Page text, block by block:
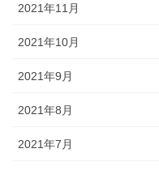
2021年11月
2021年10月
2021年9月
2021年8月
2021年7月